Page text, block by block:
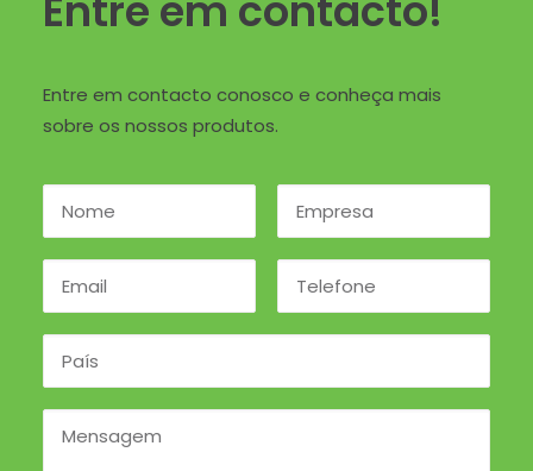
Entre em contacto conosco e conheça mais
sobre os nossos produtos.